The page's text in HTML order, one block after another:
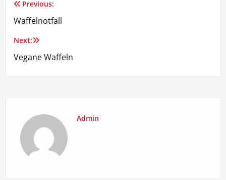
Beitragsnavigation
Previous:
Waffelnotfall
Next:
Vegane Waffeln
Admin